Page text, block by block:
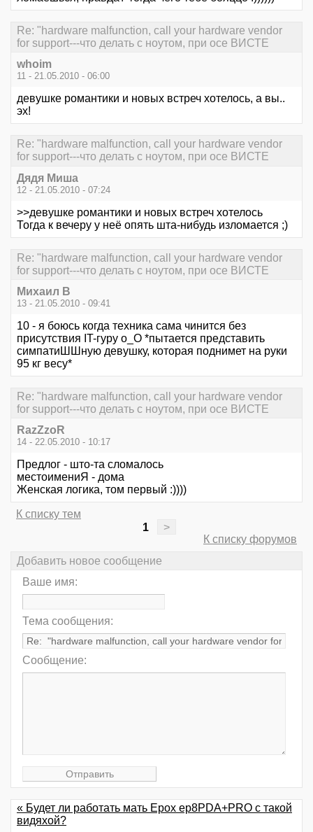
Re: "hardware malfunction, call your hardware vendor
for support---что делать с ноутом, при осе ВИСТЕ
whoim
11 - 21.05.2010 - 06:00
девушке романтики и новых встреч хотелось, а вы..
эх!
Re: "hardware malfunction, call your hardware vendor
for support---что делать с ноутом, при осе ВИСТЕ
Дядя Миша
12 - 21.05.2010 - 07:24
>>девушке романтики и новых встреч хотелось
Тогда к вечеру у неё опять шта-нибудь изломается ;)
Re: "hardware malfunction, call your hardware vendor
for support---что делать с ноутом, при осе ВИСТЕ
Михаил В
13 - 21.05.2010 - 09:41
10 - я боюсь когда техника сама чинится без
присутствия IT-гуру о_О *пытается представить
симпатиШШную девушку, которая поднимет на руки
95 кг весу*
Re: "hardware malfunction, call your hardware vendor
for support---что делать с ноутом, при осе ВИСТЕ
RazZzoR
14 - 22.05.2010 - 10:17
Предлог - што-та сломалось
местоимениЯ - дома
Женская логика, том первый :))))
К списку тем
1
>
К списку форумов
Добавить новое сообщение
Ваше имя:
Тема сообщения:
Сообщение:
« Будет ли работать мать Epox ep8PDA+PRO с такой
видяхой?